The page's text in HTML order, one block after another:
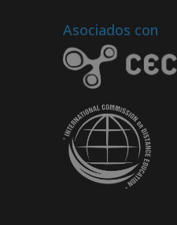
Asociados con